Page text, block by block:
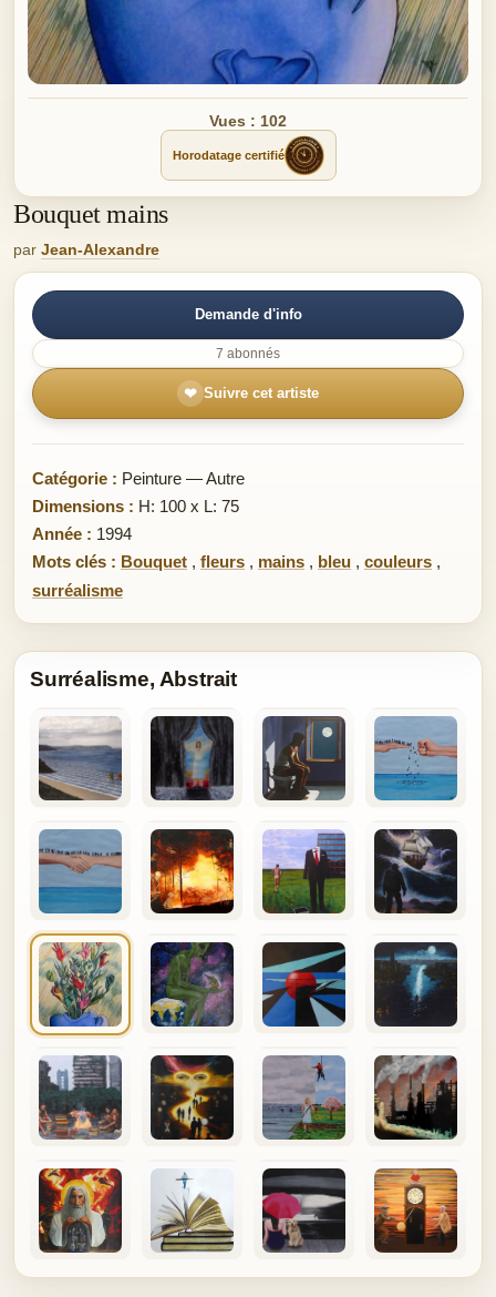
Vues : 102
Horodatage certifié
Bouquet mains
par Jean-Alexandre
Demande d'info
7 abonnés
❤ Suivre cet artiste
Catégorie : Peinture — Autre
Dimensions : H: 100 x L: 75
Année : 1994
Mots clés : Bouquet , fleurs , mains , bleu , couleurs ,
surréalisme
Surréalisme, Abstrait